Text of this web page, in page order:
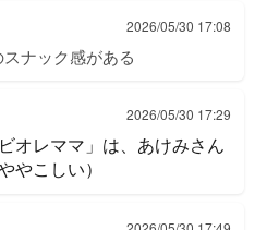
2026/05/30 17:08
ナック感がある
2026/05/30 17:29
オレママ」は、あけみさん
やこしい）